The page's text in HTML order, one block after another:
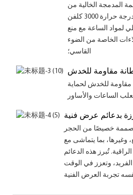
المدمجة الخالية من
الأشعة فوق البنفسجية بدرجة حرارة 3000 كلفن
لمواد الساعة مع منع
الخاصة من الضوء
القاسي؛
مقاومة للخدش
مقاومة للخدش لحماية
بدعائم عرض فنية
خصيصًا من الحجر
وغيرها، بما يتماشى مع
تُبرز هذه الدعائم
وتعزز في الوقت